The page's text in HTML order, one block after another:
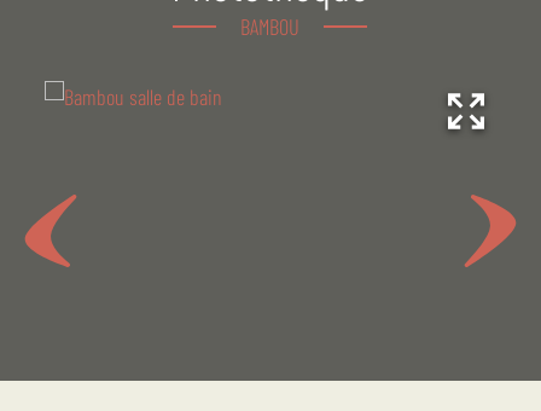
1 salle d’eau avec 1 douche spacieuse, sèche-cheveux et
table, 4 chaises et 2 bains de soleil
BAMBOU